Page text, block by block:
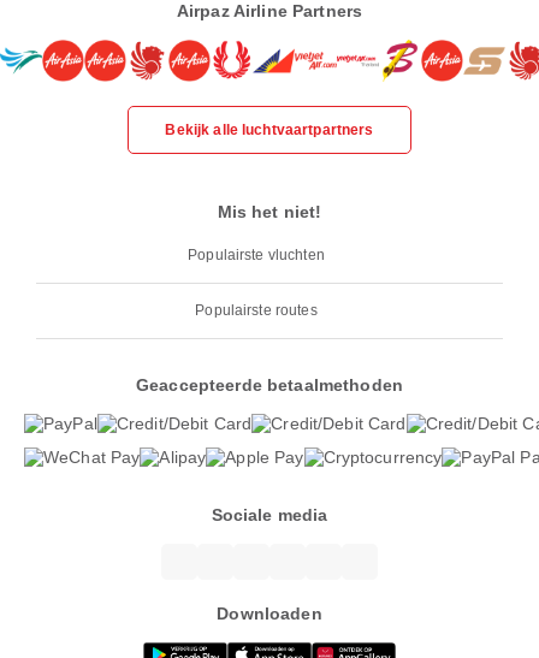
Airpaz Airline Partners
Bekijk alle luchtvaartpartners
Mis het niet!
Populairste vluchten
Populairste routes
Geaccepteerde betaalmethoden
Sociale media
Downloaden